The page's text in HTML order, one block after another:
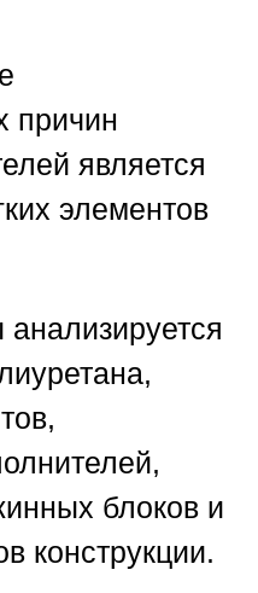
причин
является
элементов
блоков и
конструкции.